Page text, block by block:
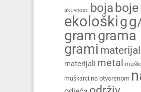
aktivnosti boja boje
ekološkig
gramgrama
grami materijal
materijali metal
muškarci na otvorenom